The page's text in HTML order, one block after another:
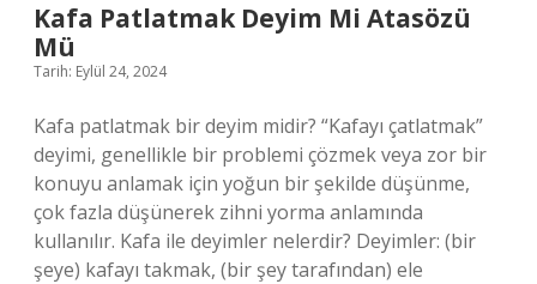
Kafa Patlatmak Deyim Mi Atasözü
Mü
Tarih: Eylül 24, 2024
Kafa patlatmak bir deyim midir? “Kafayı çatlatmak”
deyimi, genellikle bir problemi çözmek veya zor bir
konuyu anlamak için yoğun bir şekilde düşünme,
çok fazla düşünerek zihni yorma anlamında
kullanılır. Kafa ile deyimler nelerdir? Deyimler: (bir
şeye) kafayı takmak, (bir şey tarafından) ele